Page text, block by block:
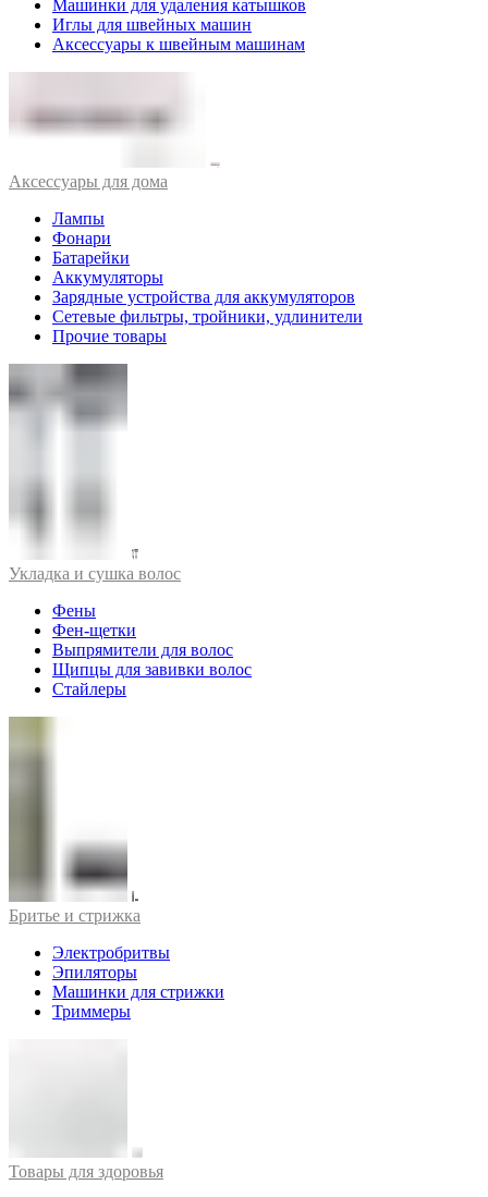
Машинки для удаления катышков
Иглы для швейных машин
Аксессуары к швейным машинам
Аксессуары для дома
Лампы
Фонари
Батарейки
Аккумуляторы
Зарядные устройства для аккумуляторов
Сетевые фильтры, тройники, удлинители
Прочие товары
Укладка и сушка волос
Фены
Фен-щетки
Выпрямители для волос
Щипцы для завивки волос
Стайлеры
Бритье и стрижка
Электробритвы
Эпиляторы
Машинки для стрижки
Триммеры
Товары для здоровья